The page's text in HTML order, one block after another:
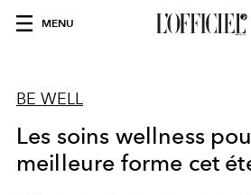
MENU
BE WELL
Les soins wellness
meilleure forme cet